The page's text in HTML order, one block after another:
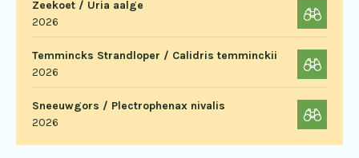
Zeekoet / Uria aalge
2026
Temmincks Strandloper / Calidris temminckii
2026
Sneeuwgors / Plectrophenax nivalis
2026